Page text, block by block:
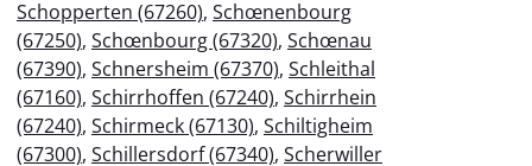
Schopperten (67260), Schœnenbourg
(67250), Schœnbourg (67320), Schœnau
(67390), Schnersheim (67370), Schleithal
(67160), Schirrhoffen (67240), Schirrhein
(67240), Schirmeck (67130), Schiltigheim
(67300), Schillersdorf (67340), Scherwiller